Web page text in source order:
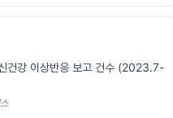
건강 이상반응 보고 건수 (2023.7-